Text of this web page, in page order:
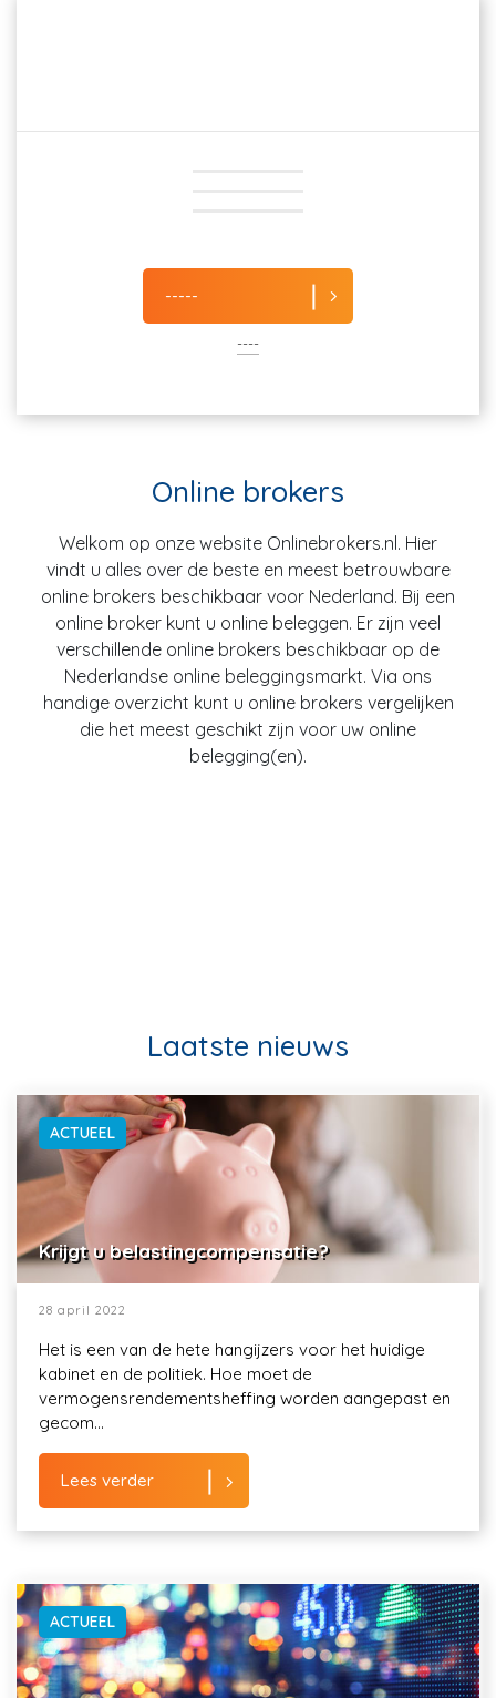
-----
----
Online brokers
Welkom op onze website Onlinebrokers.nl. Hier
vindt u alles over de beste en meest betrouwbare
online brokers beschikbaar voor Nederland. Bij een
online broker kunt u online beleggen. Er zijn veel
verschillende online brokers beschikbaar op de
Nederlandse online beleggingsmarkt. Via ons
handige overzicht kunt u online brokers vergelijken
die het meest geschikt zijn voor uw online
belegging(en).
Laatste nieuws
ACTUEEL
Krijgt u belastingcompensatie?
28 april 2022
Het is een van de hete hangijzers voor het huidige
kabinet en de politiek. Hoe moet de
vermogensrendementsheffing worden aangepast en
gecom...
Lees verder
ACTUEEL